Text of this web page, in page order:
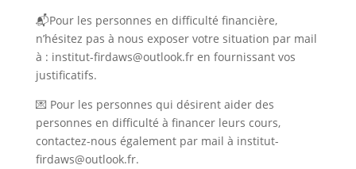
📬Pour les personnes en difficulté financière,
n’hésitez pas à nous exposer votre situation par mail
à : institut-firdaws@outlook.fr en fournissant vos
justificatifs.
💌 Pour les personnes qui désirent aider des
personnes en difficulté à financer leurs cours,
contactez-nous également par mail à institut-
firdaws@outlook.fr.